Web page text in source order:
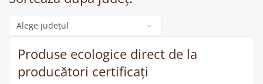
Categorie
Produse ecologice direct de la
producători certificați